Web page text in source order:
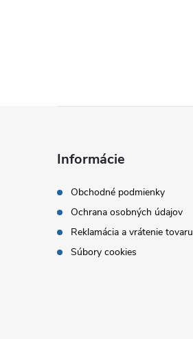
Informácie
Obchodné podmienky
Ochrana osobných údajov
Reklamácia a vrátenie tovaru
Súbory cookies